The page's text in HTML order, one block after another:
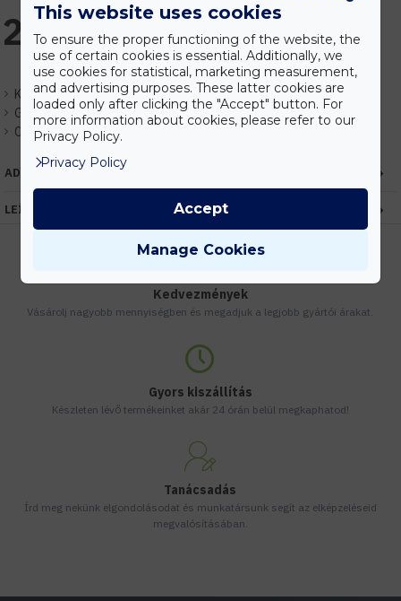
Készlet: Rendelhető
Gyártó: Elmark
Cikkszám:EHEM96505F/AB
20.176 Ft
ADATOK
LEÍRÁS
Kedvezmények
Vásárolj nagyobb mennyiségben és megadjuk a legjobb gyártói árakat.
Gyors kiszállítás
Készleten lévő termékeinket akár 24 órán belül megkaphatod!
Tanácsadás
Írd meg nekünk elgondolásodat és munkatársunk segít az elképzeléseid
megvalósításában.
This website uses cookies
To ensure the proper functioning of the website, the
use of certain cookies is essential. Additionally, we
use cookies for statistical, marketing measurement,
and advertising purposes. These latter cookies are
loaded only after clicking the "Accept" button. For
more information about cookies, please refer to our
Privacy Policy.
Privacy Policy
Manage Cookies
Accept